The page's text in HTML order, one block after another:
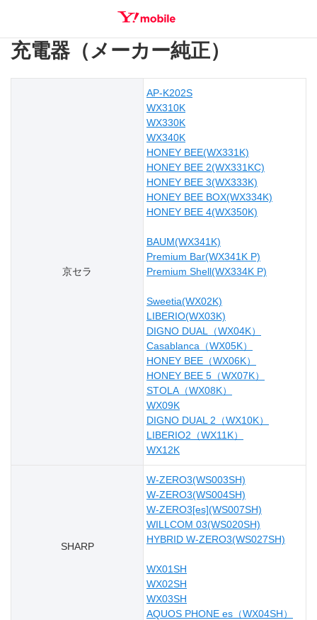
SEARCH
充電器（メーカー純正）
京セラ
AP-K202S
WX310K
WX330K
WX340K
HONEY BEE(WX331K)
HONEY BEE 2(WX331KC)
HONEY BEE 3(WX333K)
HONEY BEE BOX(WX334K)
HONEY BEE 4(WX350K)
BAUM(WX341K)
Premium Bar(WX341K P)
Premium Shell(WX334K P)
Sweetia(WX02K)
LIBERIO(WX03K)
DIGNO DUAL（WX04K）
Casablanca（WX05K）
HONEY BEE（WX06K）
HONEY BEE 5（WX07K）
STOLA（WX08K）
WX09K
DIGNO DUAL 2（WX10K）
LIBERIO2（WX11K）
WX12K
SHARP
W-ZERO3(WS003SH)
W-ZERO3(WS004SH)
W-ZERO3[es](WS007SH)
WILLCOM 03(WS020SH)
HYBRID W-ZERO3(WS027SH)
WX01SH
WX02SH
WX03SH
AQUOS PHONE es（WX04SH）